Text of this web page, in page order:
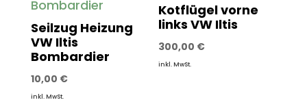
Seilzug Heizung
VW Iltis
Bombardier
10,00 €
inkl. MwSt.
Kotflügel vorne
links VW Iltis
300,00 €
inkl. MwSt.